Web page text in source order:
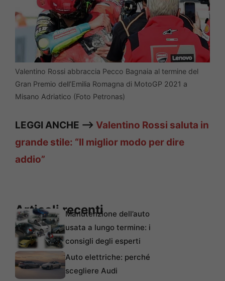
Valentino Rossi abbraccia Pecco Bagnaia al termine del
Gran Premio dell’Emilia Romagna di MotoGP 2021 a
Misano Adriatico (Foto Petronas)
LEGGI ANCHE —> Valentino Rossi saluta in
grande stile: “Il miglior modo per dire
addio”
Articoli recentiManutenzione dell’auto
usata a lungo termine: i
consigli degli esperti
Auto elettriche: perché
scegliere Audi